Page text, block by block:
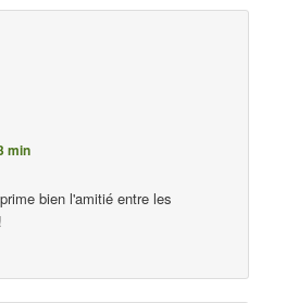
min
bien l'amitié entre les